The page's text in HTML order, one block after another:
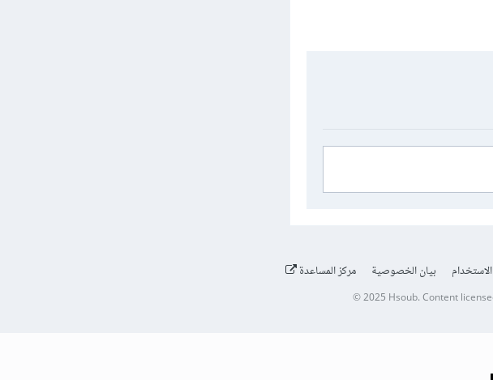
بيان الخصوصية مركز المساعدة
© 2025 Hsoub.Content